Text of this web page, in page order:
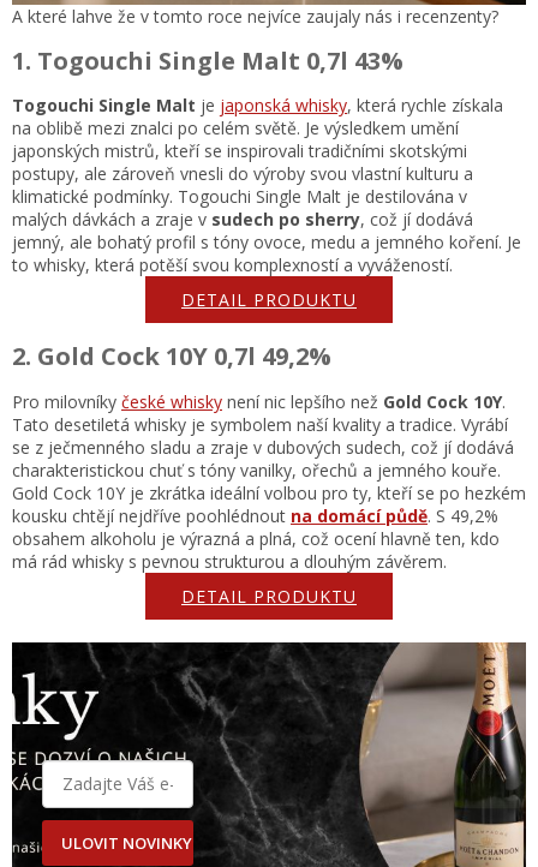
A které lahve že v tomto roce nejvíce zaujaly nás i recenzenty?
1. Togouchi Single Malt 0,7l 43%
Togouchi Single Malt je japonská whisky, která rychle získala
na oblibě mezi znalci po celém světě. Je výsledkem umění
japonských mistrů, kteří se inspirovali tradičními skotskými
postupy, ale zároveň vnesli do výroby svou vlastní kulturu a
klimatické podmínky. Togouchi Single Malt je destilována v
malých dávkách a zraje v sudech po sherry, což jí dodává
jemný, ale bohatý profil s tóny ovoce, medu a jemného koření. Je
to whisky, která potěší svou komplexností a vyvážeností.
DETAIL PRODUKTU
2. Gold Cock 10Y 0,7l 49,2%
Pro milovníky české whisky není nic lepšího než Gold Cock 10Y.
Tato desetiletá whisky je symbolem naší kvality a tradice. Vyrábí
se z ječmenného sladu a zraje v dubových sudech, což jí dodává
charakteristickou chuť s tóny vanilky, ořechů a jemného kouře.
Gold Cock 10Y je zkrátka ideální volbou pro ty, kteří se po hezkém
kousku chtějí nejdříve poohlédnout na domácí půdě. S 49,2%
obsahem alkoholu je výrazná a plná, což ocení hlavně ten, kdo
má rád whisky s pevnou strukturou a dlouhým závěrem.
DETAIL PRODUKTU
ULOVIT NOVINKY